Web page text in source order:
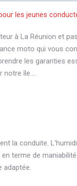
les jeunes
à La Réunion et
moto qui vous
les garanties
notre île.…
la conduite.
terme de
adaptée.